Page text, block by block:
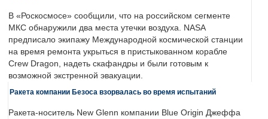
В «Роскосмосе» сообщили, что на российском сегменте
МКС обнаружили два места утечки воздуха. NASA
предписало экипажу Международной космической станции
на время ремонта укрыться в пристыкованном корабле
Crew Dragon, надеть скафандры и были готовым к
возможной экстренной эвакуации.
Ракета компании Безоса взорвалась во время испытаний
Ракета-носитель New Glenn компании Blue Origin Джеффа